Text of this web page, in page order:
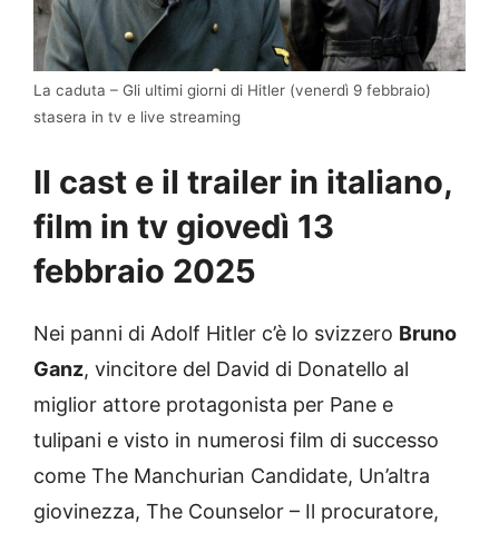
La caduta – Gli ultimi giorni di Hitler (venerdì 9 febbraio)
stasera in tv e live streaming
Il cast e il trailer in italiano,
film in tv giovedì 13
febbraio 2025
Nei panni di Adolf Hitler c’è lo svizzero Bruno
Ganz, vincitore del David di Donatello al
miglior attore protagonista per Pane e
tulipani e visto in numerosi film di successo
come The Manchurian Candidate, Un’altra
giovinezza, The Counselor – Il procuratore,